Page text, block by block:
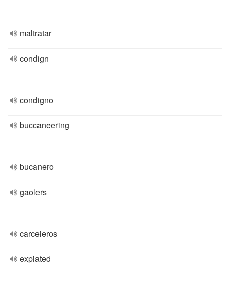
maltratar
condign
condigno
buccaneering
bucanero
gaolers
carceleros
expiated